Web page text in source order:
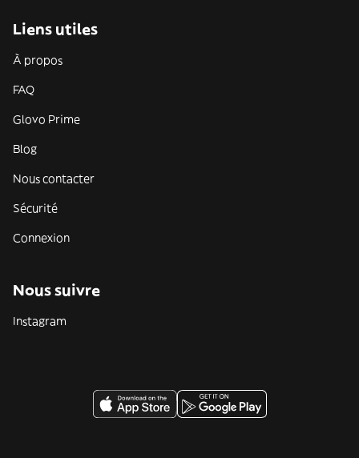
Liens utiles
À propos
FAQ
Glovo Prime
Blog
Nous contacter
Sécurité
Connexion
Nous suivre
Instagram